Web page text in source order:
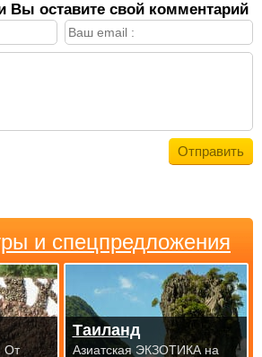
Вы оставите свой комментарий
и спецпредложения
От
Таиланд
Азиатская ЭКЗОТИКА на